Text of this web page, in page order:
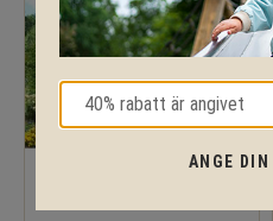
ANGE